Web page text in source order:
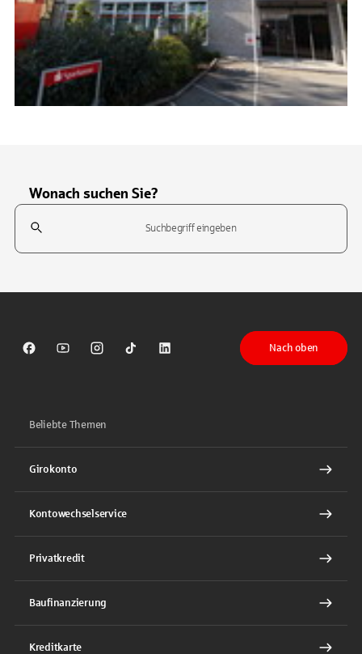
Wonach suchen Sie?
Suchfeld
Sparkasse auf Facebook
Sparkasse auf Youtube
Sparkasse auf Instagram
Sparkasse auf TikTok
Sparkasse auf LinkedIn
Nach oben
Beliebte Themen
Girokonto
Kontowechselservice
Privatkredit
Baufinanzierung
Kreditkarte